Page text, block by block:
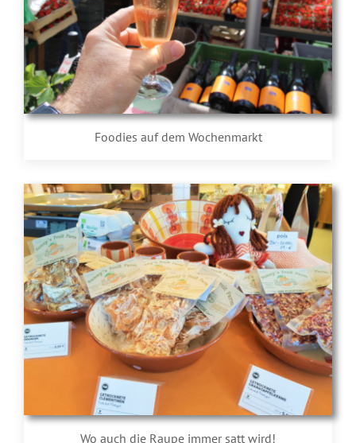
Foodies auf dem Wochenmarkt
Wo auch die Raupe immer satt wird!